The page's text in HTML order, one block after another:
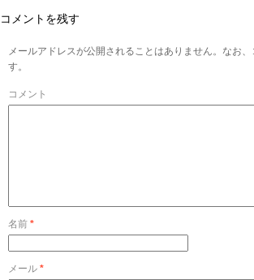
コメントを残す
メールアドレスが公開されることはありません。なお
す。
コメント
名前 *
メール *